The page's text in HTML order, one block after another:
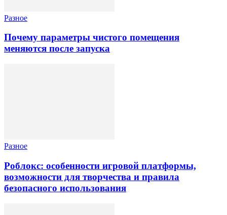
Разное
Почему параметры чистого помещения
меняются после запуска
Разное
Роблокс: особенности игровой платформы,
возможности для творчества и правила
безопасного использования